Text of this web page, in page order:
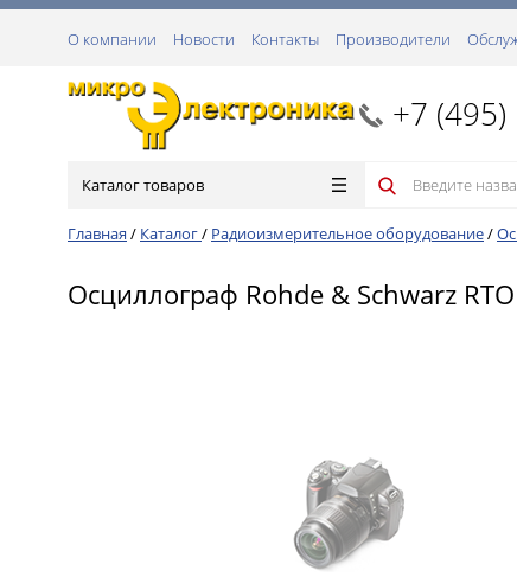
О компании Новости Контакты Производители
+7
Каталог товаров
Главная / Каталог/ Радиоизмерительное оборудование/
Осциллограф Rohde & Schwarz